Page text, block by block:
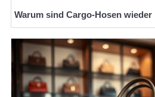
Warum sind Cargo-Hosen wieder